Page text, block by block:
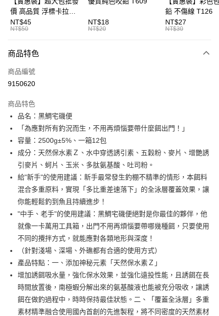
匯豐（台灣）商業銀行
華泰商業銀行
聯邦商業銀行
元大商業銀行
台灣樂天信用卡公司
大哥付你分期
相關說明
2.付款方式選擇「大哥付你分期」，訂單成立後會自動跳轉到大哥付的交易
成交易。
4.訂單成立30分鐘內，如未前往確認交易或遇審核未通過，訂單將自動取
法說明評估內容。
【繳款方式說明】
1.分期款項不併入電信帳單，「大哥付你分期」於每月結算日後寄送繳費提
醒簡訊。
2.透過簡訊連結打開帳單後，可選擇「超商條碼／台灣大直營門市／銀行轉
帳／街口支付／iPASS MONEY」等通路繳費。
【注意事項】
1.本服務係由「台灣大哥大股份有限公司」（以下簡稱本公司）所提供，讓
用戶於交易時，得透過本服務購買商品或服務，並由商店將買賣／分期付款
買賣價金債權讓與本公司後，依約使用本公司帳單繳交帳款。
2.基於同意付款使用「大哥付你分期」之契約關係目的，商店將以您的個人
資料（包含姓名、電話或地址）提供予台灣大哥大進項蒐集、處理及利用，
3.完整用戶服務條款，請詳閱以下連結：https://oppay.tw/userRule
相關說明
AFTEE先享後付是「在收到商品之後才付款」的支付方式。 讓您購物簡單
便利好安心！
２．便利：只要手機號碼，簡訊認證，即可結帳。
【「AFTEE先享後付」結帳流程】
１．於結帳方式選擇「AFTEE先享後付」後，將跳轉至「AFTEE先享後付」
結帳頁面，進行簡訊認證並確認金額後，即可完成結帳。
２．訂單成立數日內，您將收到繳費通知簡訊。
３．收到繳費通知簡訊後14天內，點擊此簡訊中的連結，可透過四大超商／
※ 請注意：結帳手續完成當下不需立刻繳費，但若您需要取消訂單，請聯絡
購買商品的店家。未經商家同意取消之訂單仍視為有效，需透過AFTEE先享
後付繳納相關費用。
※ 交易是否成功請以「AFTEE先享後付 」之結帳頁面顯示為準，若有關於
是否繳費成功／繳費後需取消欲退款等相關疑問，請聯繫「AFTEE先享後付
客戶支援中心」https://netprotections.freshdesk.com/support/home
【注意事項】
１．透過由恩沛科技股份有限公司提供之「AFTEE先享後付」服務完成之交
易，需依本服務之必要範圍內提供個人資料，並將交易相關給付款項請求債
權轉讓予恩沛科技股份有限公司。
２．關於個人資料處理事宜，請瀏覽以下網址：
https://aftee.tw/terms/#terms3
３．未成年的使用者請事先徵得法定代理人或監護人之同意方可使用
「AFTEE先享後付」，若未經同意申辦者引起之損失，本公司不負相關責
任。
ATM付款
一般宅配（門市自取請勿下單，請聯繫客服）
每筆NT$100，滿NT$2,000(含以上)免運費
大型宅配(門市自取請勿下單，請聯繫客服）
每筆NT$150，滿NT$2,000(含以上)免運費
價 高品質 浮標卡拉棒
20入 T086
NT$45
NT$50
NT$18
NT$20
鉛 不傷線 T126
NT$27
NT$30
商品特色
商品編號
9150620
商品特色
品名：黑鯛宅磯便
「為應對所有釣況而生，不用再煩惱要帶什麼餌出門！」
容量：2500g±5%、一箱12包
成分：天然保水素Ｚ、水中穿透誘引素、五穀粉、麥片、增艷誘
引麥片、蚵片、玉米、多肽氨基酸、吐司粉。
給"新手"的使用建議：新手最常發生釣棚不精準的情形，本餌料
混合多重原料，實現「多比重差速落下」的全泳層覆蓋效果，讓
你能輕鬆釣到魚且持續進步！
"中手、老手"的使用建議：黑鯛宅磯便絕對是你最佳的夥伴，他
就像一卡萬用工具箱，出門不用再煩惱要帶哪幾種餌，只要使用
不同的攪拌方式，就能應對各類地形與深度！
（針對淺場、深場、外礁都有合適的使用方式）
產品特點：一、添加神秘元素「天然保水素Ｚ」
增加誘餌吸水量，強化保水效果，並強化遠投性能，且誘餌在長
時間放置後，南極蝦分解出來的氨基酸液也能被充分吸收，讓誘
餌在做釣過程中，時時保持最佳狀態。二、「覆蓋全泳層」多重
素材精準融合使用國內首創的先進製程，將不同密度的天然素材